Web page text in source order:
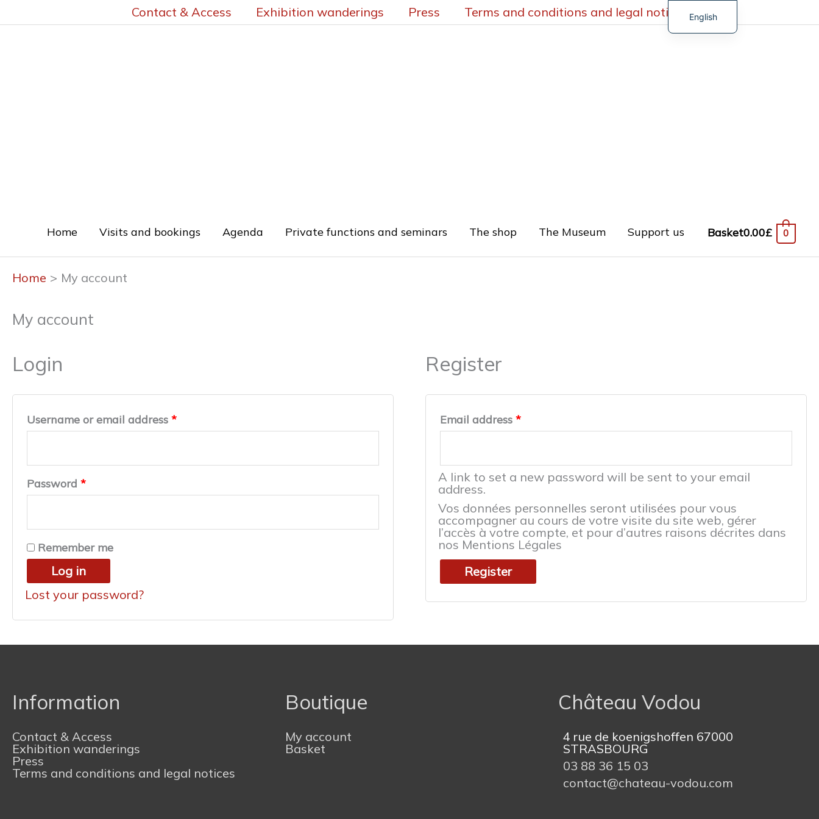
content
Contact & Access Exhibition wanderings Press Terms and conditions and legal notices
Home Visits and bookings Agenda Private functions and seminars The shop The Museum Support us Basket0.00£ 0
Home My account
My account
Login
Username or email address *
Password *
Remember me
Log in
Lost your password?
Register
Email address*
A link to set a new password will be sent to your email
address.
Vos données personnelles seront utilisées pour vous
accompagner au cours de votre visite du site web, gérer
l’accès à votre compte, et pour d’autres raisons décrites dans
nos Mentions Légales
Register
Information
Contact & Access
Exhibition wanderings
Press
Terms and conditions and legal notices
Boutique
My account
Basket
Château Vodou
4 rue de koenigshoffen 67000
STRASBOURG
03 88 36 15 03
contact@chateau-vodou.com
English
French